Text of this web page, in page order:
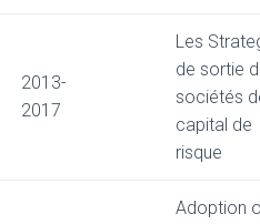
2013-
2017
Les
de sortie
sociétés
capital de
risque
Adoption